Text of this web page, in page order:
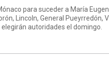
para suceder a María
Lincoln, General Pueyrredón,
autoridades el domingo.